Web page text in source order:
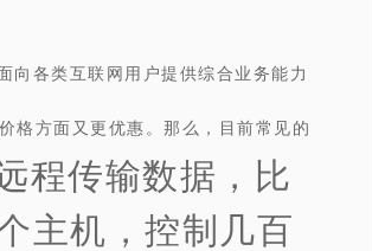
向各类互联网用户提供综合业务能力
格方面又更优惠。那么，目前常见的
程传输数据，比
主机，控制几百